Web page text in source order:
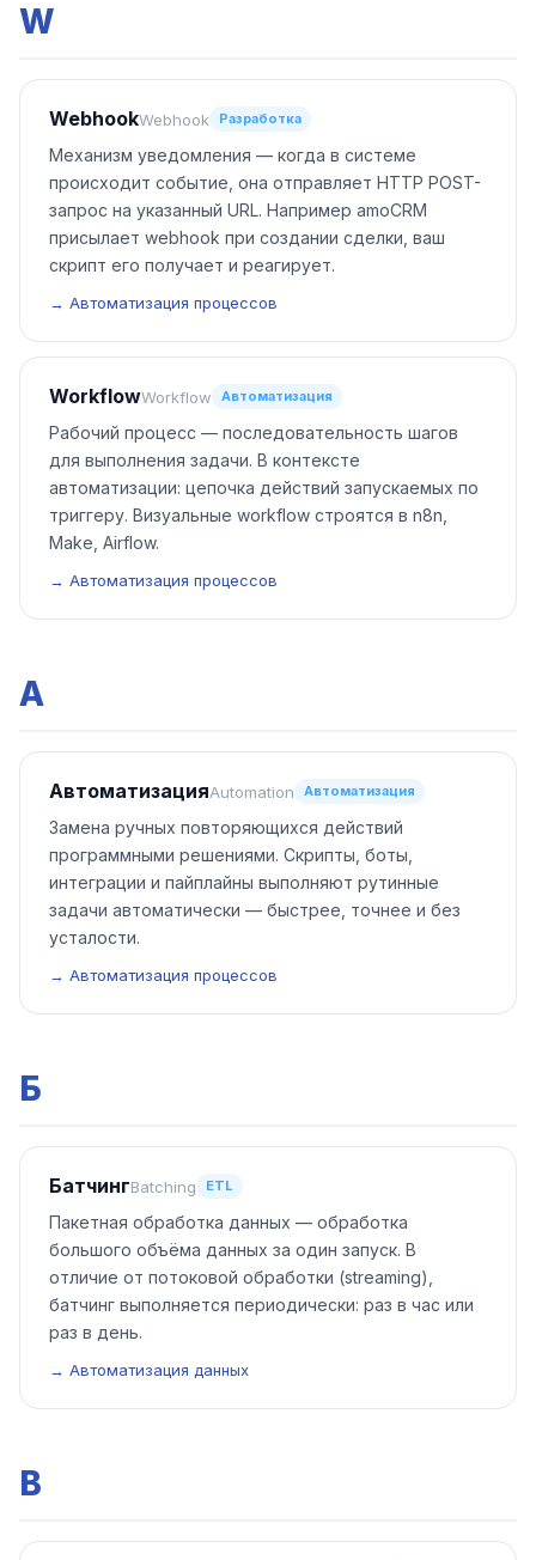
W
WebhookWebhook Разработка
Механизм уведомления — когда в системе
происходит событие, она отправляет HTTP POST-
запрос на указанный URL. Например amoCRM
присылает webhook при создании сделки, ваш
скрипт его получает и реагирует.
→ Автоматизация процессов
WorkflowWorkflow Автоматизация
Рабочий процесс — последовательность шагов
для выполнения задачи. В контексте
автоматизации: цепочка действий запускаемых по
триггеру. Визуальные workflow строятся в n8n,
Make, Airflow.
→ Автоматизация процессов
А
АвтоматизацияAutomation Автоматизация
Замена ручных повторяющихся действий
программными решениями. Скрипты, боты,
интеграции и пайплайны выполняют рутинные
задачи автоматически — быстрее, точнее и без
усталости.
→ Автоматизация процессов
Б
БатчингBatching ETL
Пакетная обработка данных — обработка
большого объёма данных за один запуск. В
отличие от потоковой обработки (streaming),
батчинг выполняется периодически: раз в час или
раз в день.
→ Автоматизация данных
В